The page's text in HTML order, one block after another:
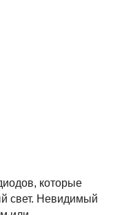
которые
свет. Невидимый